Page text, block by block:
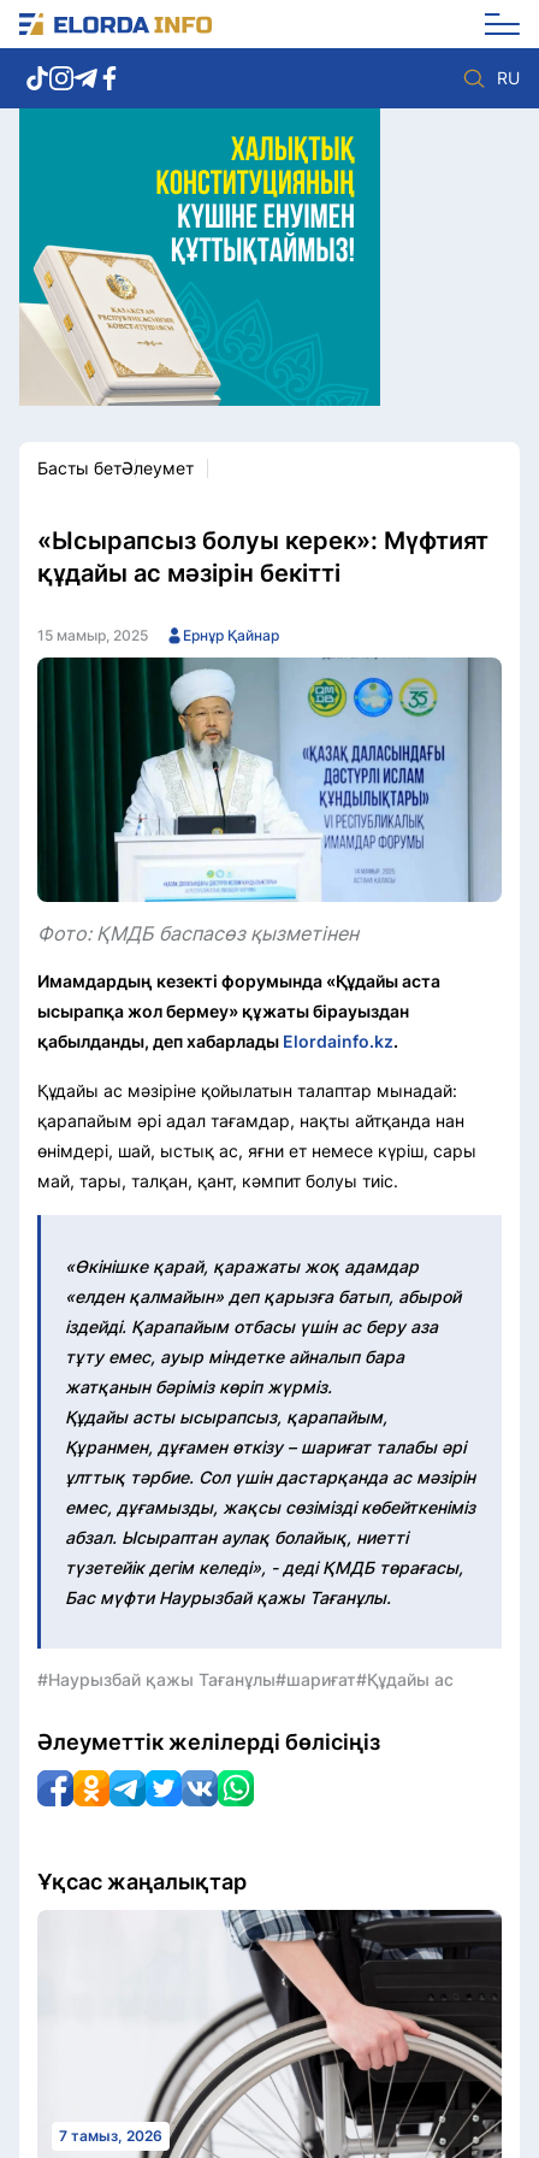
RU
Елорда жаңалықтары
Көзқарас
Саясат
Видео
Әлеумет
Экономика
Спорт
Мәдениет
Басты бетӘлеумет
«Ысырапсыз болуы керек»: Мүфтият
құдайы ас мәзірін бекітті
15 мамыр, 2025 Ернұр Қайнар
Фото: ҚМДБ баспасөз қызметінен
Имамдардың кезекті форумында «Құдайы аста
ысырапқа жол бермеу» құжаты бірауыздан
қабылданды, деп хабарлады Elordainfo.kz.
Құдайы ас мәзіріне қойылатын талаптар мынадай:
қарапайым әрі адал тағамдар, нақты айтқанда нан
өнімдері, шай, ыстық ас, яғни ет немесе күріш, сары
май, тары, талқан, қант, кәмпит болуы тиіс.
«Өкінішке қарай, қаражаты жоқ адамдар
«елден қалмайын» деп қарызға батып, абырой
іздейді. Қарапайым отбасы үшін ас беру аза
тұту емес, ауыр міндетке айналып бара
жатқанын бәріміз көріп жүрміз.
Құдайы асты ысырапсыз, қарапайым,
Құранмен, дұғамен өткізу – шариғат талабы әрі
ұлттық тәрбие. Сол үшін дастарқанда ас мәзірін
емес, дұғамызды, жақсы сөзімізді көбейткеніміз
абзал. Ысыраптан аулақ болайық, ниетті
түзетейік дегім келеді», - деді ҚМДБ төрағасы,
Бас мүфти Наурызбай қажы Тағанұлы.
#Наурызбай қажы Тағанұлы#шариғат#Құдайы ас
Әлеуметтік желілерді бөлісіңіз
Ұқсас жаңалықтар
7 тамыз, 2026